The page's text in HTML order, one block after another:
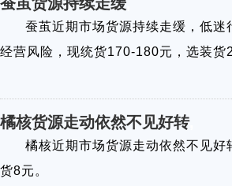
蚕茧近期市场货源持续走缓，低
经营风险，现统货170-180元，选装货
橘核货源走动依然不见好转,
橘核近期市场货源走动依然不见
货8元。